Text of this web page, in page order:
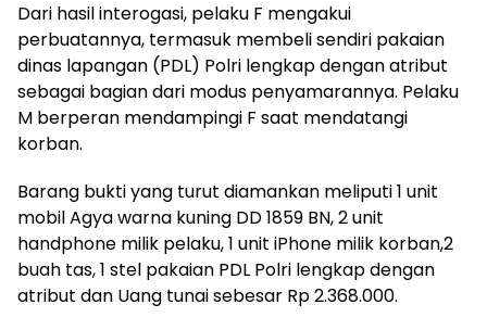
Dari hasil interogasi, pelaku F mengakui
perbuatannya, termasuk membeli sendiri pakaian
dinas lapangan (PDL) Polri lengkap dengan atribut
sebagai bagian dari modus penyamarannya. Pelaku
M berperan mendampingi F saat mendatangi
korban.
Barang bukti yang turut diamankan meliputi 1 unit
mobil Agya warna kuning DD 1859 BN, 2 unit
handphone milik pelaku, 1 unit iPhone milik korban,2
buah tas, 1 stel pakaian PDL Polri lengkap dengan
atribut dan Uang tunai sebesar Rp 2.368.000.